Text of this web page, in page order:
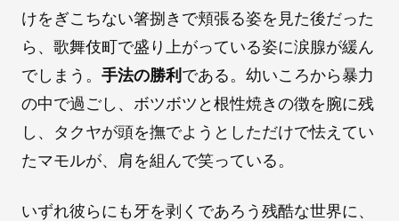
けをぎこちない箸捌きで頬張る姿を見た後だった
ら、歌舞伎町で盛り上がっている姿に涙腺が緩ん
でしまう。 手法の勝利 である。幼いころから暴力
の中で過ごし、ボツボツと根性焼きの徴を腕に残
し、タクヤが頭を撫でようとしただけで怯えてい
たマモルが、肩を組んで笑っている。
いずれ彼らにも牙を剥くであろう残酷な世界に、